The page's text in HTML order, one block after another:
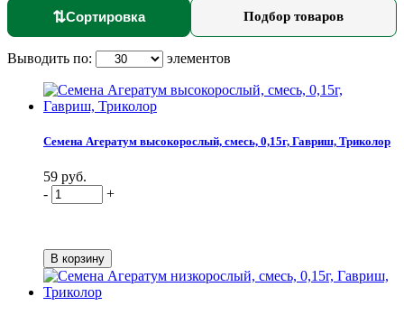
⇅Сортировка Подбор товаров
Выводить по: элементов
Семена Агератум высокорослый, смесь, 0,15г, Гавриш, Триколор
59 руб.
-
+